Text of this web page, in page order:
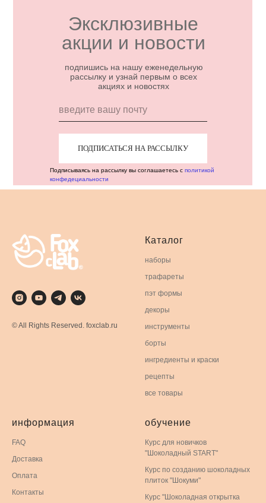
Эксклюзивные
акции и новости
ПОДПИСАТЬСЯ НА РАССЫЛКУ
подпишись на нашу еженедельную
рассылку и узнай первым о всех
акциях и новостях
Подписываясь на рассылку вы соглашаетесь с политикой
конфедециальности
© All Rights Reserved. foxclab.ru
Каталог
наборы
трафареты
пэт формы
декоры
инструменты
борты
ингредиенты и краски
рецепты
все товары
информация
FAQ
Доставка
Оплата
Контакты
обучение
Курс для новичков
"Шоколадный START"
Курс по созданию шоколадных
плиток "Шокуми"
Курс "Шоколадная открытка